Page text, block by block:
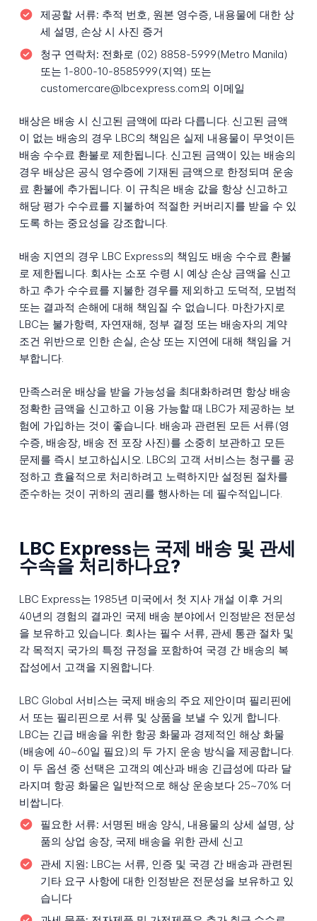
제공할 서류: 추적 번호, 원본 영수증, 내용물에 대한 상
세 설명, 손상 시 사진 증거
청구 연락처: 전화로 (02) 8858-5999(Metro Manila)
또는 1-800-10-8585999(지역) 또는
customercare@lbcexpress.com의 이메일
배상은 배송 시 신고된 금액에 따라 다릅니다. 신고된 금액
이 없는 배송의 경우 LBC의 책임은 실제 내용물이 무엇이든
배송 수수료 환불로 제한됩니다. 신고된 금액이 있는 배송의
경우 배상은 공식 영수증에 기재된 금액으로 한정되며 운송
료 환불에 추가됩니다. 이 규칙은 배송 값을 항상 신고하고
해당 평가 수수료를 지불하여 적절한 커버리지를 받을 수 있
도록 하는 중요성을 강조합니다.
배송 지연의 경우 LBC Express의 책임도 배송 수수료 환불
로 제한됩니다. 회사는 소포 수령 시 예상 손상 금액을 신고
하고 추가 수수료를 지불한 경우를 제외하고 도덕적, 모범적
또는 결과적 손해에 대해 책임질 수 없습니다. 마찬가지로
LBC는 불가항력, 자연재해, 정부 결정 또는 배송자의 계약
조건 위반으로 인한 손실, 손상 또는 지연에 대해 책임을 거
부합니다.
만족스러운 배상을 받을 가능성을 최대화하려면 항상 배송
정확한 금액을 신고하고 이용 가능할 때 LBC가 제공하는 보
험에 가입하는 것이 좋습니다. 배송과 관련된 모든 서류(영
수증, 배송장, 배송 전 포장 사진)를 소중히 보관하고 모든
문제를 즉시 보고하십시오. LBC의 고객 서비스는 청구를 공
정하고 효율적으로 처리하려고 노력하지만 설정된 절차를
준수하는 것이 귀하의 권리를 행사하는 데 필수적입니다.
LBC Express는 국제 배송 및 관세
수속을 처리하나요?
LBC Express는 1985년 미국에서 첫 지사 개설 이후 거의
40년의 경험의 결과인 국제 배송 분야에서 인정받은 전문성
을 보유하고 있습니다. 회사는 필수 서류, 관세 통관 절차 및
각 목적지 국가의 특정 규정을 포함하여 국경 간 배송의 복
잡성에서 고객을 지원합니다.
LBC Global 서비스는 국제 배송의 주요 제안이며 필리핀에
서 또는 필리핀으로 서류 및 상품을 보낼 수 있게 합니다.
LBC는 긴급 배송을 위한 항공 화물과 경제적인 해상 화물
(배송에 40~60일 필요)의 두 가지 운송 방식을 제공합니다.
이 두 옵션 중 선택은 고객의 예산과 배송 긴급성에 따라 달
라지며 항공 화물은 일반적으로 해상 운송보다 25~70% 더
비쌉니다.
필요한 서류: 서명된 배송 양식, 내용물의 상세 설명, 상
품의 상업 송장, 국제 배송을 위한 관세 신고
관세 지원: LBC는 서류, 인증 및 국경 간 배송과 관련된
기타 요구 사항에 대한 인정받은 전문성을 보유하고 있
습니다